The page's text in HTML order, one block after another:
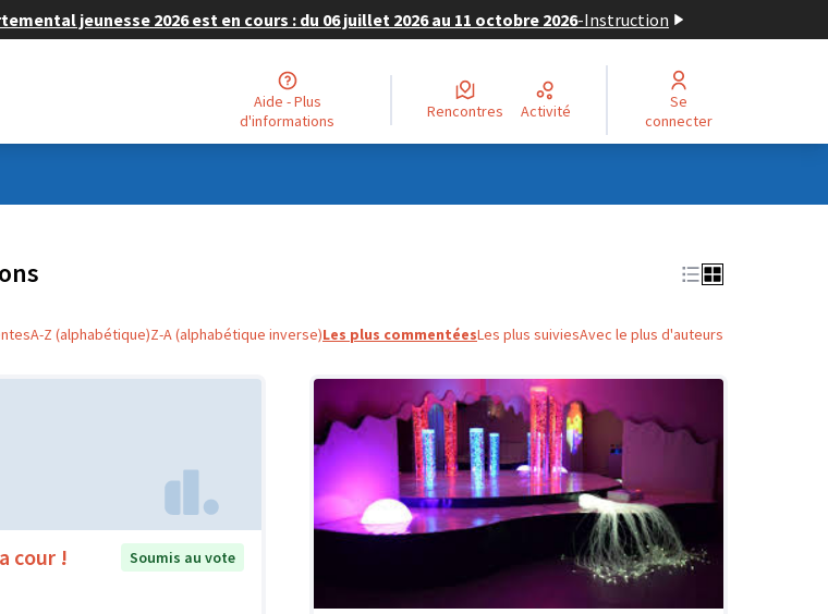
jeunesse 2026 est en cours : du 06 juillet 2026 au 11 octobre 2026-Instruction
Aide - Plus
d'informations
Rencontres Activité
Se
connecter
A-Z (alphabétique)Z-A (alphabétique inverse)Les plus commentéesLes plus suiviesAvec le plus d'auteurs
cour ! Soumis au vote